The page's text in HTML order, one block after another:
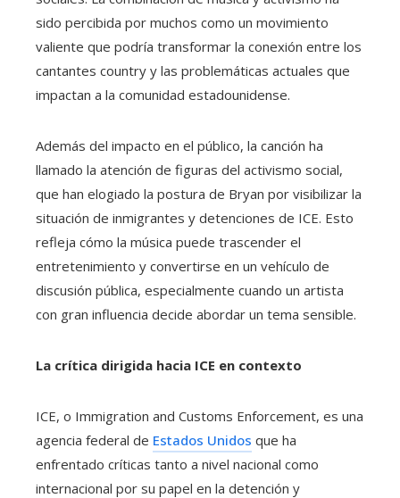
sido percibida por muchos como un movimiento
valiente que podría transformar la conexión entre los
cantantes country y las problemáticas actuales que
impactan a la comunidad estadounidense.
Además del impacto en el público, la canción ha
llamado la atención de figuras del activismo social,
que han elogiado la postura de Bryan por visibilizar la
situación de inmigrantes y detenciones de ICE. Esto
refleja cómo la música puede trascender el
entretenimiento y convertirse en un vehículo de
discusión pública, especialmente cuando un artista
con gran influencia decide abordar un tema sensible.
La crítica dirigida hacia ICE en contexto
ICE, o Immigration and Customs Enforcement, es una
agencia federal de Estados Unidos que ha
enfrentado críticas tanto a nivel nacional como
internacional por su papel en la detención y